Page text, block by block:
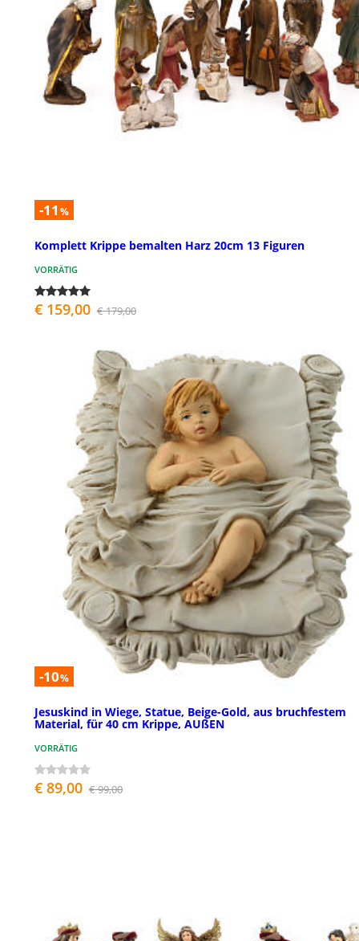
-11 %
Komplett Krippe bemalten Harz 20cm 13 Figuren
VORRÄTIG
€ 159,00 € 179,00
-10%
Jesuskind in Wiege, Statue, Beige-Gold, aus bruchfestem
Material, für 40 cm Krippe, AUßEN
VORRÄTIG
€ 89,00 € 99,00